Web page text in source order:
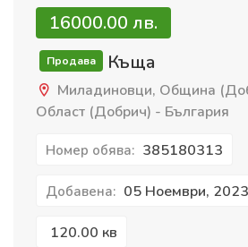
16000.00 лв.
Продава Къща
Миладиновци, Община
Област (Добрич) - България
Номер обява: 385180313
Добавена: 05 Ноември, 2023
120.00 кв